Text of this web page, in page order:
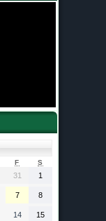
F S
31 1
7 8
14 15